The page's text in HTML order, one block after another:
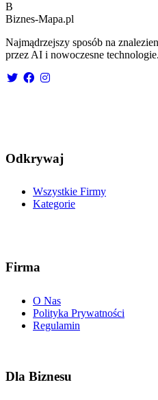
B
Biznes-Mapa.pl
Najmądrzejszy sposób na
przez AI i nowoczesne technologie.
Odkrywaj
Wszystkie Firmy
Kategorie
Firma
O Nas
Polityka Prywatności
Regulamin
Dla Biznesu